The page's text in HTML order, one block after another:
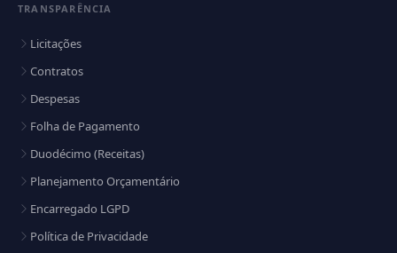
TRANSPARÊNCIA
Licitações
Contratos
Despesas
Folha de Pagamento
Duodécimo (Receitas)
Planejamento Orçamentário
Encarregado LGPD
Política de Privacidade